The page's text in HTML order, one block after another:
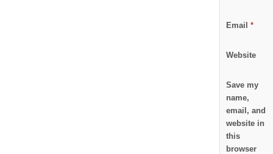
Email *
Website
Save my
name,
email, and
website in
this
browser